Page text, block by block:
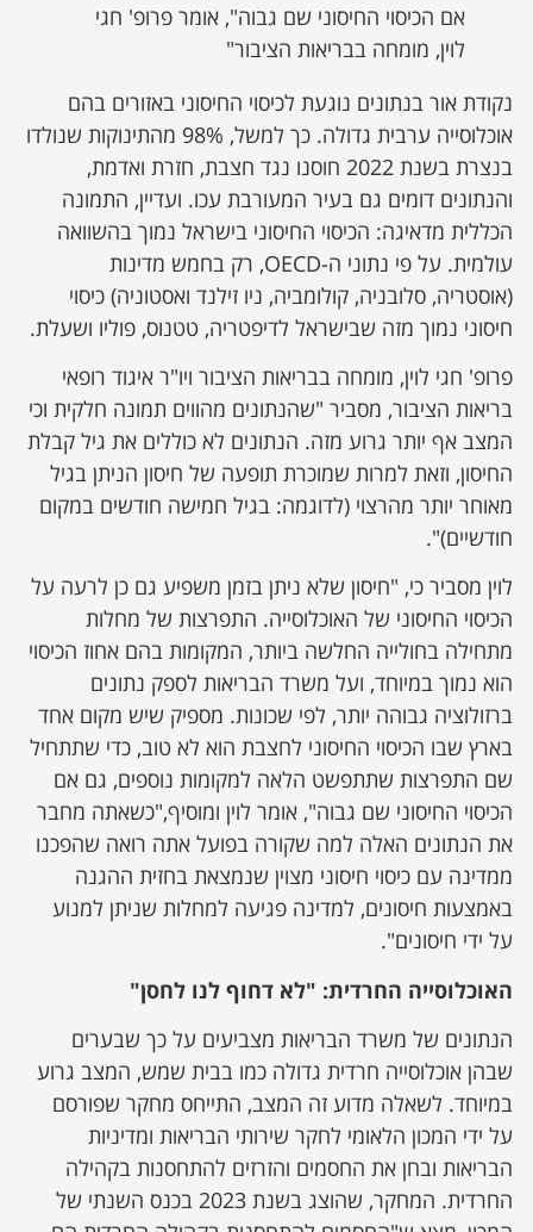
אם הכיסוי החיסוני שם גבוה", אומר פרופ' חגי
לוין, מומחה בבריאות הציבור"
נקודת אור בנתונים נוגעת לכיסוי החיסוני באזורים בהם
אוכלוסייה ערבית גדולה. כך למשל, 98% מהתינוקות שנולדו
בנצרת בשנת 2022 חוסנו נגד חצבת, חזרת ואדמת,
והנתונים דומים גם בעיר המעורבת עכו. ועדיין, התמונה
הכללית מדאיגה: הכיסוי החיסוני בישראל נמוך בהשוואה
עולמית. על פי נתוני ה-OECD, רק בחמש מדינות
(אוסטריה, סלובניה, קולומביה, ניו זילנד ואסטוניה) כיסוי
חיסוני נמוך מזה שבישראל לדיפטריה, טטנוס, פוליו ושעלת.
פרופ' חגי לוין, מומחה בבריאות הציבור ויו"ר איגוד רופאי
בריאות הציבור, מסביר "שהנתונים מהווים תמונה חלקית וכי
המצב אף יותר גרוע מזה. הנתונים לא כוללים את גיל קבלת
החיסון, וזאת למרות שמוכרת תופעה של חיסון הניתן בגיל
מאוחר יותר מהרצוי (לדוגמה: בגיל חמישה חודשים במקום
חודשיים)".
לוין מסביר כי, "חיסון שלא ניתן בזמן משפיע גם כן לרעה על
הכיסוי החיסוני של האוכלוסייה. התפרצות של מחלות
מתחילה בחולייה החלשה ביותר, המקומות בהם אחוז הכיסוי
הוא נמוך במיוחד, ועל משרד הבריאות לספק נתונים
ברזולוציה גבוהה יותר, לפי שכונות. מספיק שיש מקום אחד
בארץ שבו הכיסוי החיסוני לחצבת הוא לא טוב, כדי שתתחיל
שם התפרצות שתתפשט הלאה למקומות נוספים, גם אם
הכיסוי החיסוני שם גבוה", אומר לוין ומוסיף,"כשאתה מחבר
את הנתונים האלה למה שקורה בפועל אתה רואה שהפכנו
ממדינה עם כיסוי חיסוני מצוין שנמצאת בחזית ההגנה
באמצעות חיסונים, למדינה פגיעה למחלות שניתן למנוע
על ידי חיסונים".
האוכלוסייה החרדית: "לא דחוף לנו לחסן"
הנתונים של משרד הבריאות מצביעים על כך שבערים
שבהן אוכלוסייה חרדית גדולה כמו בבית שמש, המצב גרוע
במיוחד. לשאלה מדוע זה המצב, התייחס מחקר שפורסם
על ידי המכון הלאומי לחקר שירותי הבריאות ומדיניות
הבריאות ובחן את החסמים והזרזים להתחסנות בקהילה
החרדית. המחקר, שהוצג בשנת 2023 בכנס השנתי של